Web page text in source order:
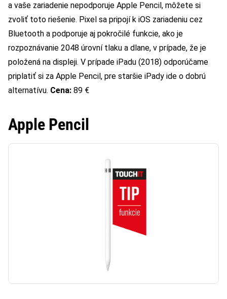
a vaše zariadenie nepodporuje Apple Pencil, môžete si
zvoliť toto riešenie. Pixel sa pripojí k iOS zariadeniu cez
Bluetooth a podporuje aj pokročilé funkcie, ako je
rozpoznávanie 2048 úrovní tlaku a dlane, v prípade, že je
položená na displeji. V prípade iPadu (2018) odporúčame
priplatiť si za Apple Pencil, pre staršie iPady ide o dobrú
alternatívu. Cena: 89 €
Apple Pencil